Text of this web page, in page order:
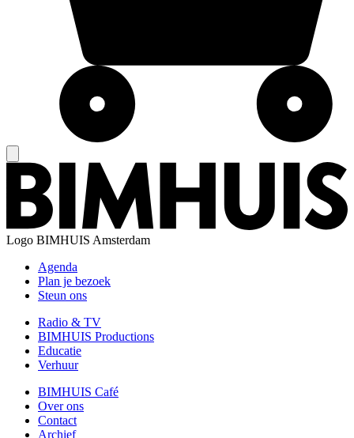
Logo BIMHUIS Amsterdam
Agenda
Plan je bezoek
Steun ons
Radio & TV
BIMHUIS Productions
Educatie
Verhuur
BIMHUIS Café
Over ons
Contact
Archief